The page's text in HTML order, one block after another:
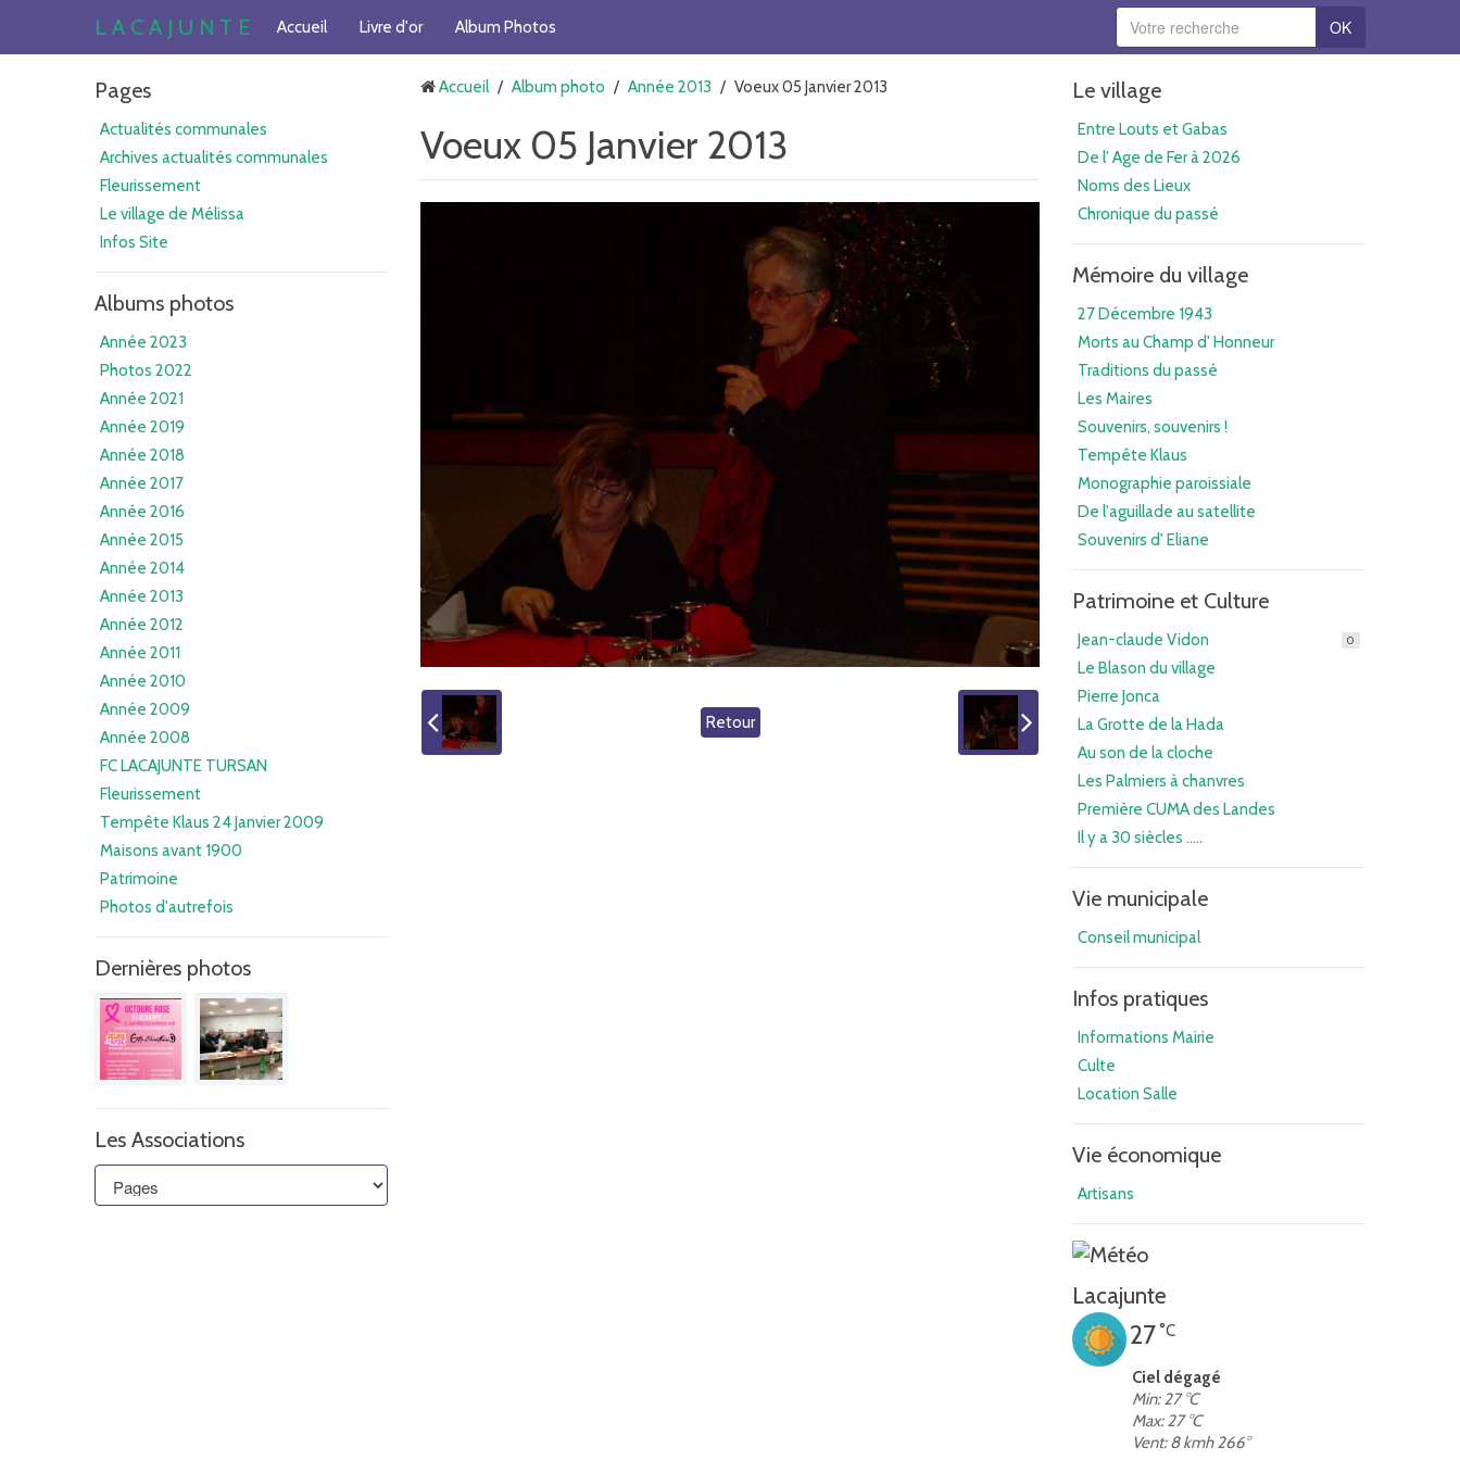
L A C A J U N T E Accueil Livre d'or Album Photos OK
Pages
Actualités communales
Archives actualités communales
Fleurissement
Le village de Mélissa
Infos Site
Albums photos
Année 2023
Photos 2022
Année 2021
Année 2019
Année 2018
Année 2017
Année 2016
Année 2015
Année 2014
Année 2013
Année 2012
Année 2011
Année 2010
Année 2009
Année 2008
FC LACAJUNTE TURSAN
Fleurissement
Tempête Klaus 24 Janvier 2009
Maisons avant 1900
Patrimoine
Photos d'autrefois
Dernières photos
Les Associations
Accueil / Album photo / Année 2013 / Voeux 05 Janvier 2013
Voeux 05 Janvier 2013
Retour
Le village
Entre Louts et Gabas
De l' Age de Fer à 2026
Noms des Lieux
Chronique du passé
Mémoire du village
27 Décembre 1943
Morts au Champ d' Honneur
Traditions du passé
Les Maires
Souvenirs, souvenirs !
Tempête Klaus
Monographie paroissiale
De l'aguillade au satellite
Souvenirs d' Eliane
Patrimoine et Culture
Jean-claude Vidon 0
Le Blason du village
Pierre Jonca
La Grotte de la Hada
Au son de la cloche
Les Palmiers à chanvres
Première CUMA des Landes
Il y a 30 siècles .....
Vie municipale
Conseil municipal
Infos pratiques
Informations Mairie
Culte
Location Salle
Vie économique
Artisans
Lacajunte
27°C
Ciel dégagé
Min: 27 °C
Max: 27 °C
Vent: 8 kmh 266°